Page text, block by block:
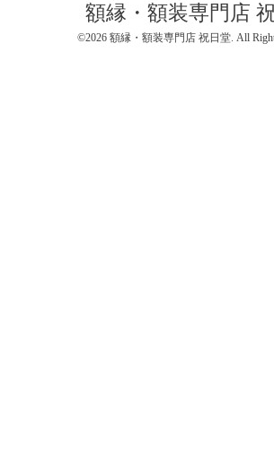
額縁・額装専門店
©2026 額縁・額装専門店 祝日堂 . All